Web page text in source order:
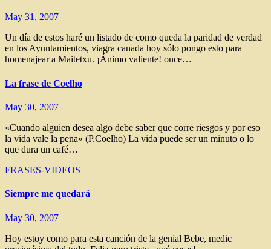
May 31, 2007
Un día de estos haré un listado de como queda la paridad de verdad
en los Ayuntamientos, viagra canada hoy sólo pongo esto para
homenajear a Maitetxu. ¡Ánimo valiente! once…
La frase de Coelho
May 30, 2007
«Cuando alguien desea algo debe saber que corre riesgos y por eso
la vida vale la pena» (P.Coelho) La vida puede ser un minuto o lo
que dura un café…
FRASES-VIDEOS
Siempre me quedará
May 30, 2007
Hoy estoy como para esta canción de la genial Bebe, medic